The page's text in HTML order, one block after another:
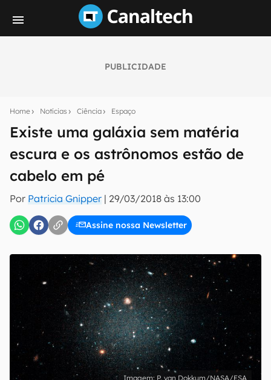
PUBLICIDADE
Home Notícias Ciência Espaço
Existe uma galáxia sem matéria
escura e os astrônomos estão de
cabelo em pé
Por Patricia Gnipper | 29/03/2018 às 13:00
Assine nossa Newsletter
notícias e reviews sobre tecnologia em primeira
mão.
E-mail
inscreva-se
Uso e Política de Privacidade do Canaltech.
P. van Dokkum/NASA/ESA